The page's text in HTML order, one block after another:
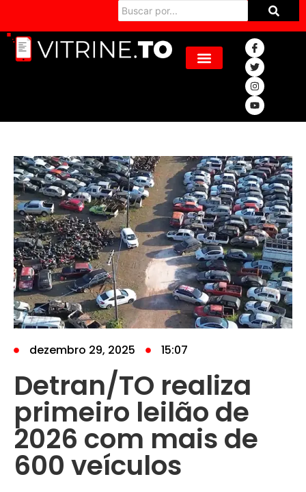
dezembro 29, 2025 15:07
Detran/TO realiza
primeiro leilão de
2026 com mais de
600 veículos